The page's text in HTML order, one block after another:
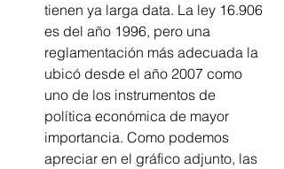
tienen ya larga data. La ley 16.906
es del año 1996, pero una
reglamentación más adecuada la
ubicó desde el año 2007 como
uno de los instrumentos de
política económica de mayor
importancia. Como podemos
apreciar en el gráfico adjunto, las